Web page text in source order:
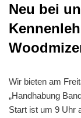
Neu bei
Wir bieten am
„Handhabung
Start ist um 9 Uhr